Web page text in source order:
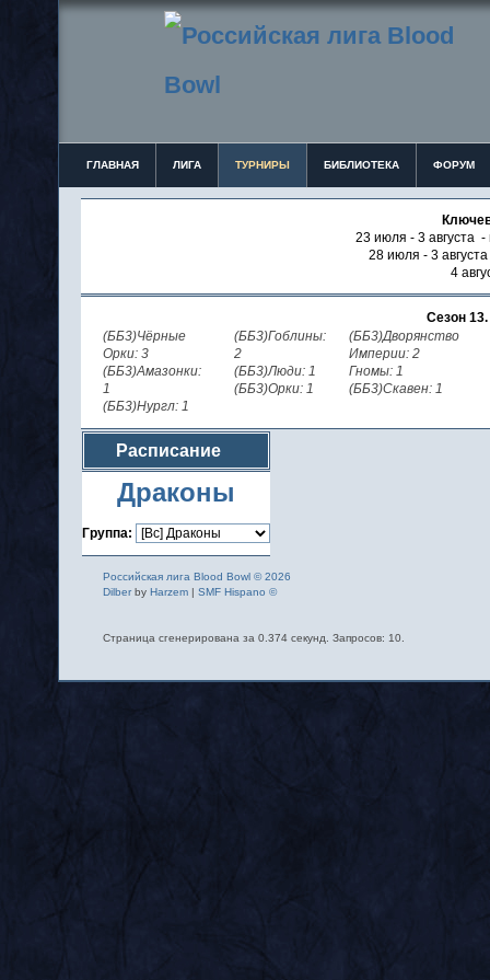
ГЛАВНАЯ ЛИГА ТУРНИРЫ БИБЛИОТЕКА ФОРУМ
23 июля - 3 августа -
28 июля - 3
4
Сезон 13.
(ББ3)Чёрные
Орки: 3
(ББ3)Амазонки:
1
(ББ3)Нургл: 1
(ББ3)Гоблины:
2
(ББ3)Люди: 1
(ББ3)Орки: 1
(ББ3)Дворянство
Империи: 2
Гномы: 1
(ББ3)Скавен: 1
Расписание
Драконы
Группа:
Российская лига Blood Bowl © 2026
Dilberby Harzem| SMF Hispano ©
Страница сгенерирована за 0.374 секунд. Запросов: 10.